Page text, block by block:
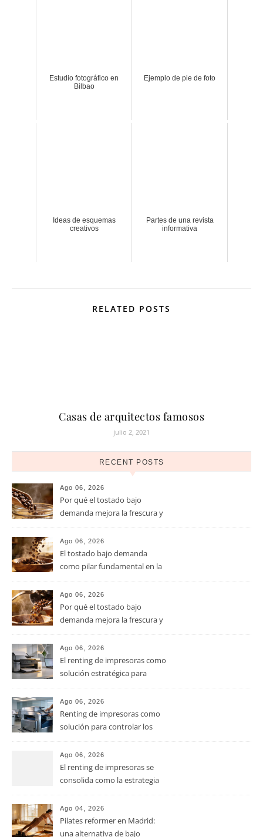
Estudio fotográfico en
Bilbao
Ejemplo de pie de foto
Ideas de esquemas
creativos
Partes de una revista
informativa
RELATED POSTS
Casas de arquitectos famosos
julio 2, 2021
RECENT POSTS
Ago 06, 2026
Por qué el tostado bajo
demanda mejora la frescura y
especialidad
Ago 06, 2026
El tostado bajo demanda
como pilar fundamental en la
Ago 06, 2026
Por qué el tostado bajo
demanda mejora la frescura y
especialidad
Ago 06, 2026
El renting de impresoras como
solución estratégica para
pymes
Ago 06, 2026
Renting de impresoras como
solución para controlar los
pymes
Ago 06, 2026
El renting de impresoras se
consolida como la estrategia
operativos en las pequeñas y
medianas empresas
Ago 04, 2026
Pilates reformer en Madrid:
una alternativa de bajo